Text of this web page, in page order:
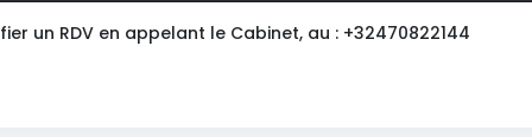
un RDV en appelant le Cabinet, au : +32470822144